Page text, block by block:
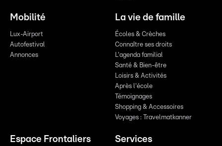
Mobilité
Lux-Airport
Autofestival
Annonces
La vie de famille
Écoles & Crèches
Connaître ses droits
L'agenda familial
Santé & Bien-être
Loisirs & Activités
Après l'école
Témoignages
Shopping & Accessoires
Voyages : Travelmatkanner
Espace Frontaliers Services